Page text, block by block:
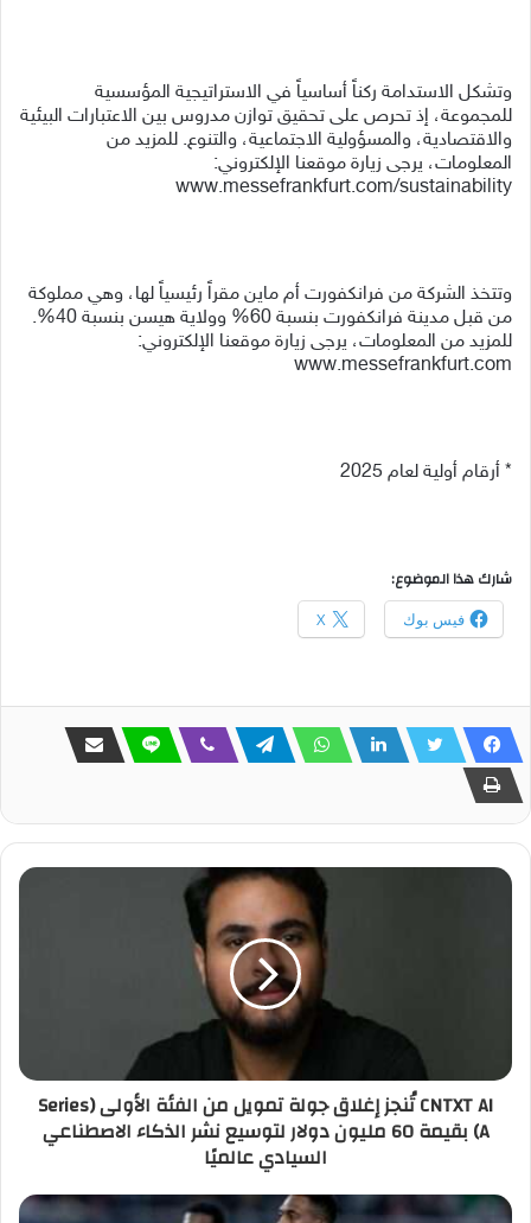
وتشكل الاستدامة ركناً أساسياً في الاستراتيجية المؤسسية
للمجموعة، إذ تحرص على تحقيق توازن مدروس بين الاعتبارات البيئية
والاقتصادية، والمسؤولية الاجتماعية، والتنوع. للمزيد من
المعلومات، يرجى زيارة موقعنا الإلكتروني:
www.messefrankfurt.com/sustainability
وتتخذ الشركة من فرانكفورت أم ماين مقراً رئيسياً لها، وهي مملوكة
من قبل مدينة فرانكفورت بنسبة 60% وولاية هيسن بنسبة 40%.
للمزيد من المعلومات، يرجى زيارة موقعنا الإلكتروني:
www.messefrankfurt.com
* أرقام أولية لعام 2025
شارك هذا الموضوع:
فيس بوك X
CNTXT AI تُنجز إغلاق جولة تمويل من الفئة الأولى (Series
A) بقيمة 60 مليون دولار لتوسيع نشر الذكاء الاصطناعي
السيادي عالميًا